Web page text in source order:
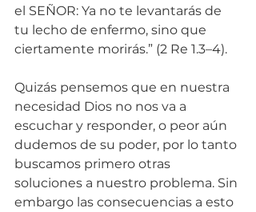
el SEÑOR: Ya no te levantarás de
tu lecho de enfermo, sino que
ciertamente morirás.” (2 Re 1.3–4).
Quizás pensemos que en nuestra
necesidad Dios no nos va a
escuchar y responder, o peor aún
dudemos de su poder, por lo tanto
buscamos primero otras
soluciones a nuestro problema. Sin
embargo las consecuencias a esto